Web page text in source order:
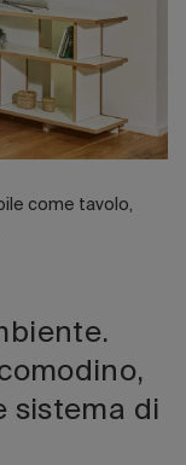
come tavolo,
sistema di